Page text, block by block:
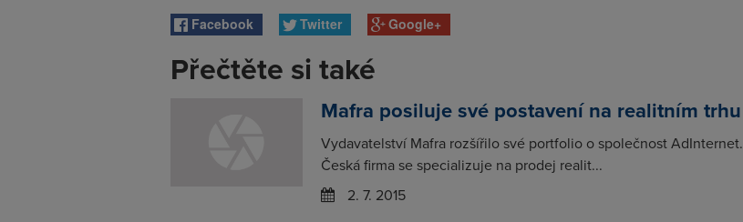
Facebook Twitter Google+
Přečtěte si také
Mafra posiluje své postavení na realitním trhu
Vydavatelství Mafra rozšířilo své portfolio o společnost AdInternet.
Česká firma se specializuje na prodej realit...
2. 7. 2015